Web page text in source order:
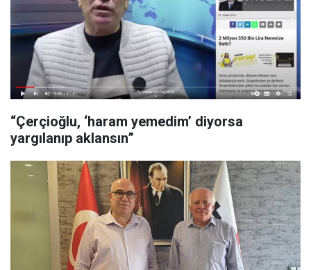
“Çerçioğlu, ‘haram yemedim’ diyorsa
yargılanıp aklansın”